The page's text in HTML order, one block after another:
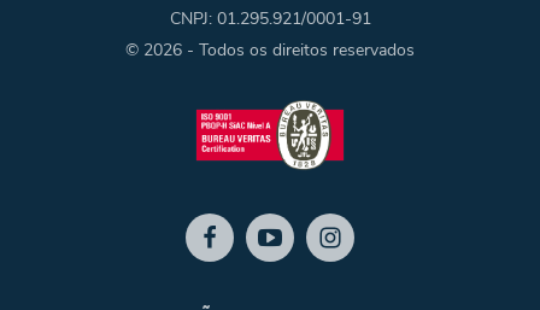
CNPJ: 01.295.921/0001-91
© 2026 - Todos os direitos reservados